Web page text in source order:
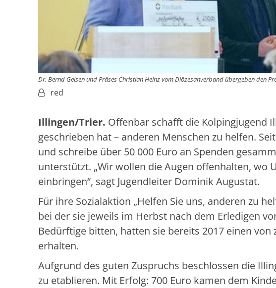
Dr. Bernd Geisen und Präses Christian Heinz vom Diözesanverband übergeben den
Von:red
Illingen/Trier. Offenbar schafft die Kolpingjugend
geschrieben hat – anderen Menschen zu helfen.
und schreibe über 50 000 Euro an Spenden
unterstützt. „Wir wollen die Augen offenhalten, wo
einbringen“, sagt Jugendleiter Dominik Augustat.
Für ihre Sozialaktion „Helfen Sie uns, anderen zu
bei der sie jeweils im Herbst nach dem Erledigen
Bedürftige bitten, hatten sie bereits 2017 einen
erhalten.
Aufgrund des guten Zuspruchs beschlossen die
zu etablieren. Mit Erfolg: 700 Euro kamen dem